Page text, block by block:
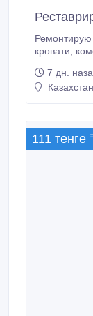
кровати, комоды, шкафы, столы, стулья и прочее.
массив и
и реставрируем кухни
7 дн.
111 тенге